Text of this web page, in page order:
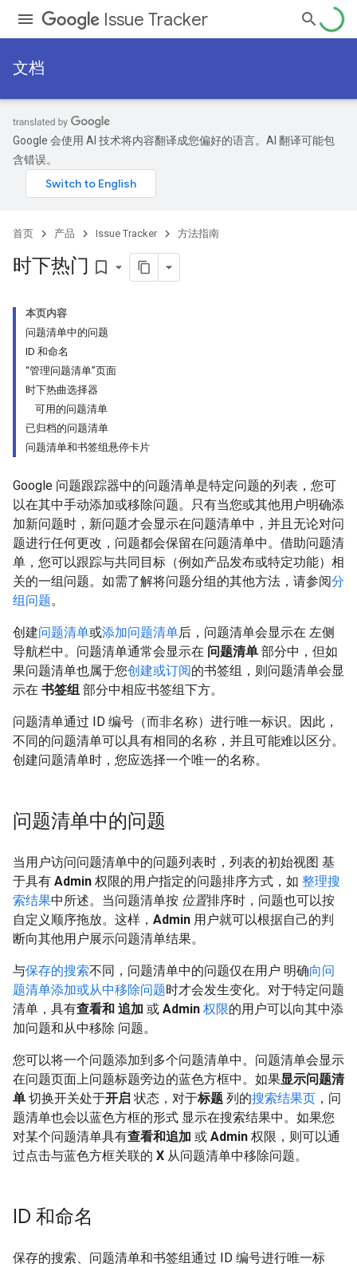
Issue Tracker
文档
Google 会使用 AI 技术将内容翻译成您偏好的语言。AI 翻译可能包
含错误。
首页 产品 Issue Tracker 方法指南
时下热门 bookmark_border
本页内容
问题清单中的问题
ID 和命名
“管理问题清单”页面
时下热曲选择器
可用的问题清单
已归档的问题清单
问题清单和书签组悬停卡片
Google 问题跟踪器中的问题清单是特定问题的列表，您可
以在其中手动添加或移除问题。只有当您或其他用户明确添
加新问题时，新问题才会显示在问题清单中，并且无论对问
题进行任何更改，问题都会保留在问题清单中。借助问题清
单，您可以跟踪与共同目标（例如产品发布或特定功能）相
关的一组问题。如需了解将问题分组的其他方法，请参阅分
组问题。
创建问题清单或添加问题清单后，问题清单会显示在 左侧
导航栏中。问题清单通常会显示在 问题清单 部分中，但如
果问题清单也属于您创建或订阅的书签组，则问题清单会显
示在 书签组 部分中相应书签组下方。
问题清单通过 ID 编号（而非名称）进行唯一标识。因此，
不同的问题清单可以具有相同的名称，并且可能难以区分。
创建问题清单时，您应选择一个唯一的名称。
问题清单中的问题
当用户访问问题清单中的问题列表时，列表的初始视图 基
于具有 Admin 权限的用户指定的问题排序方式，如 整理搜
索结果中所述。当问题清单按 位置排序时，问题也可以按
自定义顺序拖放。这样， Admin 用户就可以根据自己的判
断向其他用户展示问题清单结果。
与保存的搜索不同，问题清单中的问题仅在用户 明确向问
题清单添加或从中移除问题时才会发生变化。对于特定问题
清单，具有查看和 追加 或 Admin 权限的用户可以向其中添
加问题和从中移除 问题。
您可以将一个问题添加到多个问题清单中。问题清单会显示
在问题页面上问题标题旁边的蓝色方框中。如果显示问题清
单 切换开关处于开启 状态，对于标题 列的搜索结果页 ，问
题清单也会以蓝色方框的形式 显示在搜索结果中。如果您
对某个问题清单具有查看和追加 或 Admin 权限，则可以通
过点击与蓝色方框关联的 X 从问题清单中移除问题。
ID 和命名
保存的搜索、问题清单和书签组通过 ID 编号进行唯一标